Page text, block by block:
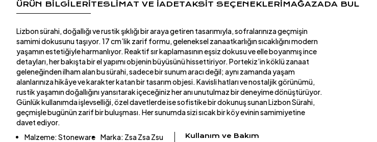
ÜRÜN BİLGİLERİTESLİMAT VE İADETAKSİT SEÇENEKLERİMAĞAZADA BUL
Lizbon sürahi, doğallığı ve rustik şıklığı bir araya getiren tasarımıyla, sofralarınıza geçmişin
samimi dokusunu taşıyor. 17 cm’lik zarif formu, geleneksel zanaatkarlığın sıcaklığını modern
yaşamın estetiğiyle harmanlıyor. Reaktif sır kaplamasının eşsiz dokusu ve elle boyanmış ince
detayları, her bakışta bir el yapımı objenin büyüsünü hissettiriyor. Portekiz’in köklü zanaat
geleneğinden ilham alan bu sürahi, sadece bir sunum aracı değil; aynı zamanda yaşam
alanlarınıza hikâye ve karakter katan bir tasarım objesi. Kavisli hatları ve nostaljik görünümü,
rustik yaşamın doğallığını yansıtarak içeceğiniz her anı unutulmaz bir deneyime dönüştürüyor.
Günlük kullanımda işlevselliği, özel davetlerde ise sofistike bir dokunuş sunan Lizbon Sürahi,
geçmişle bugünün zarif bir buluşması. Her sunumda sizi sıcak bir köy evinin samimiyetine
davet ediyor.
Malzeme:Stoneware Marka: Zsa Zsa Zsu
Kullanım ve Bakım